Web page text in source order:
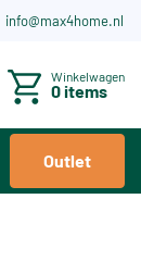
info@max4home.nl
Winkelwagen
0 items
Outlet